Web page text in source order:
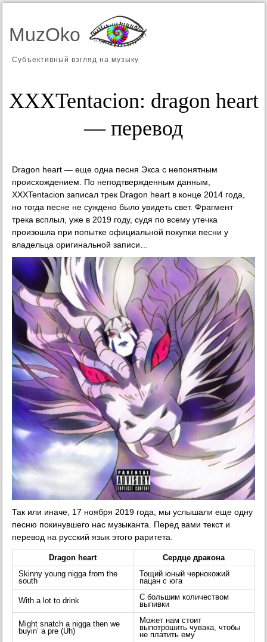
MuzOko
Субъективный взгляд на музыку
XXXTentacion: dragon heart
— перевод
Dragon heart — еще одна песня Экса с непонятным
происхождением. По неподтвержденным данным,
XXXTentacion записал трек Dragon heart в конце 2014 года,
но тогда песне не суждено было увидеть свет. Фрагмент
трека всплыл, уже в 2019 году, судя по всему утечка
произошла при попытке официальной покупки песни у
владельца оригинальной записи…
Так или иначе, 17 ноября 2019 года, мы услышали еще одну
песню покинувшего нас музыканта. Перед вами текст и
перевод на русский язык этого раритета.
Dragon heart
Сердце дракона
Skinny young nigga from the
south
Тощий юный чернокожий
пацан с юга
With a lot to drink
С большим количеством
выпивки
Might snatch a nigga then we
buyin’ a pre (Uh)
Может нам стоит
выпотрошить чувака, чтобы
не платить ему